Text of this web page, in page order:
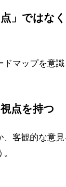
」ではな
マップを意識
点を持つ
、客観的な意